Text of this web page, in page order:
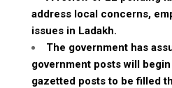
address local concerns,
issues in Ladakh.
The government has
government posts will
gazetted posts to be filled